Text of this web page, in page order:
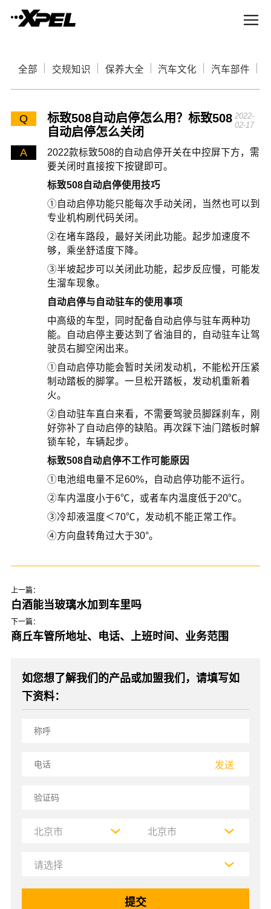
全部 交规知识 保养大全 汽车文化 汽车部件
Q
标致508自动启停怎么用？标致508
自动启停怎么关闭
2022-
02-17
A
2022款标致508的自动启停开关在中控屏下方，需
要关闭时直接按下按键即可。
标致508自动启停使用技巧
①自动启停功能只能每次手动关闭，当然也可以到
专业机构刷代码关闭。
②在堵车路段，最好关闭此功能。起步加速度不
够，乘坐舒适度下降。
③半坡起步可以关闭此功能，起步反应慢，可能发
生溜车现象。
自动启停与自动驻车的使用事项
中高级的车型，同时配备自动启停与驻车两种功
能。自动启停主要达到了省油目的，自动驻车让驾
驶员右脚空闲出来。
①自动启停功能会暂时关闭发动机，不能松开压紧
制动踏板的脚掌。一旦松开踏板，发动机重新着
火。
②自动驻车直白来看，不需要驾驶员脚踩刹车，刚
好弥补了自动启停的缺陷。再次踩下油门踏板时解
锁车轮，车辆起步。
标致508自动启停不工作可能原因
①电池组电量不足60%，自动启停功能不运行。
②车内温度小于6℃，或者车内温度低于20℃。
③冷却液温度＜70℃，发动机不能正常工作。
④方向盘转角过大于30°。
上一篇：
白酒能当玻璃水加到车里吗
下一篇：
商丘车管所地址、电话、上班时间、业务范围
如您想了解我们的产品或加盟我们，请填写如
下资料：
发送